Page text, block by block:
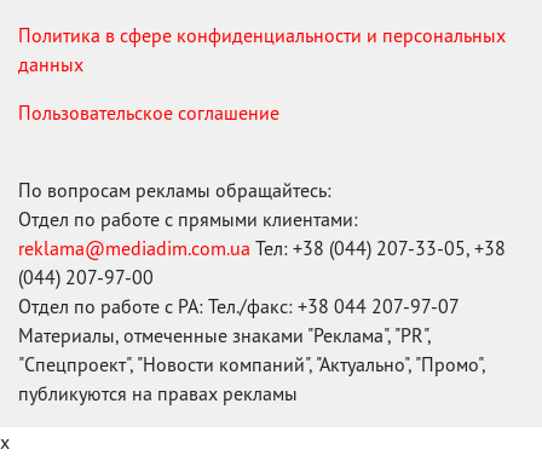
Политика в сфере конфиденциальности и персональных
данных
Пользовательское соглашение
По вопросам рекламы обращайтесь:
Отдел по работе с прямыми клиентами:
reklama@mediadim.com.ua Тел: +38 (044) 207-33-05, +38
(044) 207-97-00
Отдел по работе с РА: Тел./факс: +38 044 207-97-07
Материалы, отмеченные знаками "Реклама", "PR",
"Спецпроект", "Новости компаний", "Актуально", "Промо",
публикуются на правах рекламы
x